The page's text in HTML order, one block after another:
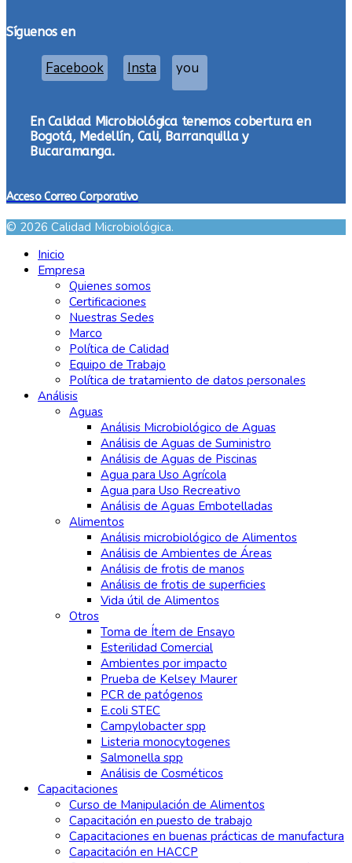
Síguenos en
Facebook Insta you
En Calidad Microbiológica tenemos cobertura en
Bogotá, Medellín, Cali, Barranquilla y
Bucaramanga.
Acceso Correo Corporativo
© 2026 Calidad Microbiológica.
Inicio
Empresa
Quienes somos
Certificaciones
Nuestras Sedes
Marco
Política de Calidad
Equipo de Trabajo
Política de tratamiento de datos personales
Análisis
Aguas
Análisis Microbiológico de Aguas
Análisis de Aguas de Suministro
Análisis de Aguas de Piscinas
Agua para Uso Agrícola
Agua para Uso Recreativo
Análisis de Aguas Embotelladas
Alimentos
Análisis microbiológico de Alimentos
Análisis de Ambientes de Áreas
Análisis de frotis de manos
Análisis de frotis de superficies
Vida útil de Alimentos
Otros
Toma de Ítem de Ensayo
Esterilidad Comercial
Ambientes por impacto
Prueba de Kelsey Maurer
PCR de patógenos
E.coli STEC
Campylobacter spp
Listeria monocytogenes
Salmonella spp
Análisis de Cosméticos
Capacitaciones
Curso de Manipulación de Alimentos
Capacitación en puesto de trabajo
Capacitaciones en buenas prácticas de manufactura
Capacitación en HACCP